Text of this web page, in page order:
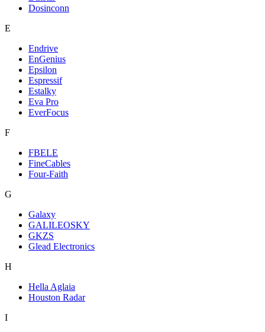
Dosinconn
E
Endrive
EnGenius
Epsilon
Espressif
Estalky
Eva Pro
EverFocus
F
FBELE
FineCables
Four-Faith
G
Galaxy
GALILEOSKY
GKZS
Glead Electronics
H
Hella Aglaia
Houston Radar
I